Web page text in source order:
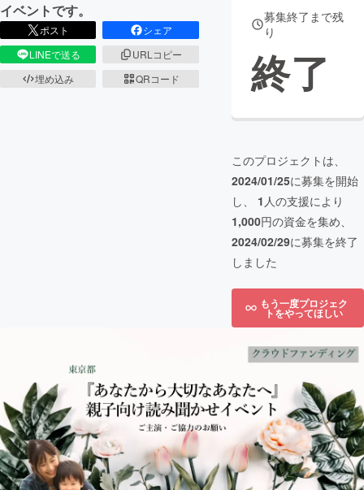
イベントです。
ポスト
シェア
LINEで送る
URLコピー
埋め込み
QRコード
募集終了まで残
り
終了
このプロジェクトは、
2024/01/25に募集を開始
し、 1 人の支援により
1,000円の資金を集め、
2024/02/29に募集を終了
しました
もう一度プロジェク
トをやってほしい